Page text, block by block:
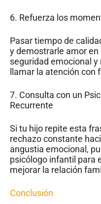
6. Refuerza los
Pasar tiempo de
y demostrarle amor
seguridad emocional
llamar la atención con
7. Consulta con un
Recurrente
Si tu hijo repite esta
rechazo constante
angustia emocional,
psicólogo infantil para
mejorar la relación
Conclusión